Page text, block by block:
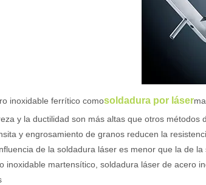
de fibra están revolucionando la fabricación
inoxidable ferrítico comosoldadura por láser
y la ductilidad son más altas que otros
y engrosamiento de granos reducen la
de la soldadura láser es menor que la de
inoxidable martensítico, soldadura láser de acero